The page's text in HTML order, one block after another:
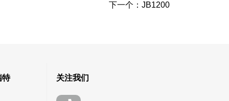
下一个： JB1200
特 关注我们